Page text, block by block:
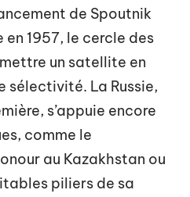
de Spoutnik
en 1957, le cercle des
un satellite en
sélectivité. La Russie,
s’appuie encore
comme le
au Kazakhstan ou
piliers de sa